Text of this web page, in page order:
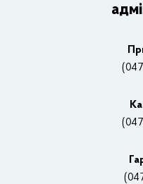
Основні завдання та